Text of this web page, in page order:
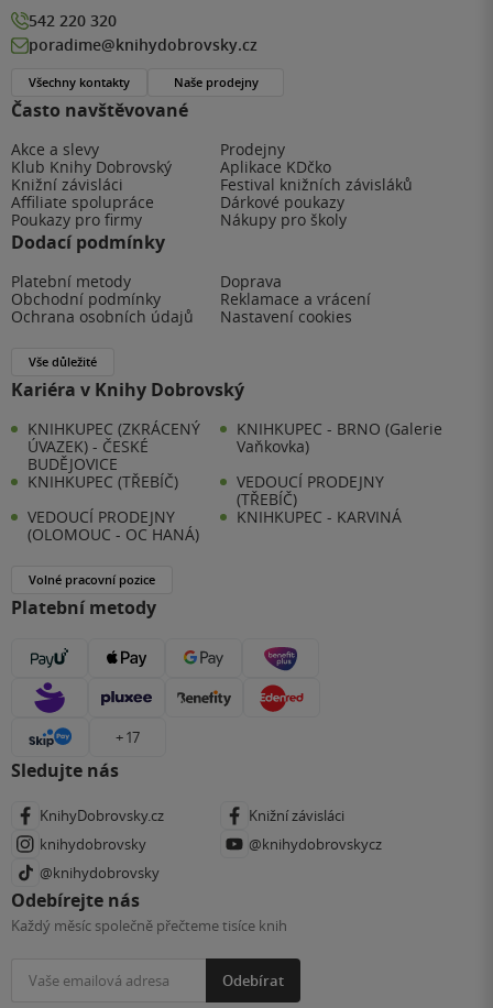
Často navštěvované
Akce a slevy
Prodejny
Klub Knihy Dobrovský
Aplikace KDčko
Knižní závisláci
Festival knižních závisláků
Affiliate spolupráce
Dárkové poukazy
Poukazy pro firmy
Nákupy pro školy
Dodací podmínky
Platební metody
Doprava
Obchodní podmínky
Reklamace a vrácení
Ochrana osobních údajů
Nastavení cookies
Vše důležité
Kariéra v Knihy Dobrovský
KNIHKUPEC (ZKRÁCENÝ
ÚVAZEK) - ČESKÉ
BUDĚJOVICE
KNIHKUPEC - BRNO (Galerie
Vaňkovka)
KNIHKUPEC (TŘEBÍČ)
VEDOUCÍ PRODEJNY
(TŘEBÍČ)
VEDOUCÍ PRODEJNY
(OLOMOUC - OC HANÁ)
KNIHKUPEC - KARVINÁ
Volné pracovní pozice
Platební metody
+ 17
Sledujte nás
KnihyDobrovsky.cz
Knižní závisláci
knihydobrovsky
@knihydobrovskycz
@knihydobrovsky
Odebírejte nás
Každý měsíc společně přečteme tisíce knih
Odebírat
542 220 320
poradime@knihydobrovsky.cz
Všechny kontakty Naše prodejny